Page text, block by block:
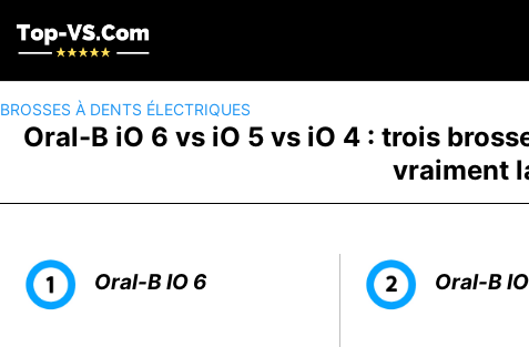
BROSSES À DENTS ÉLECTRIQUES
Oral-B iO 6 vs iO 5 vs iO 4 : trois
vraiment
Oral-B IO 6 Oral-B